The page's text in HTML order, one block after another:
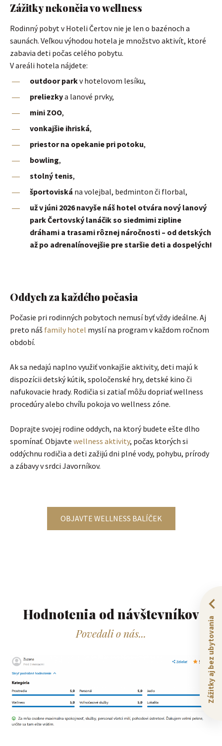
Zážitky aj bez ubytovania
Zážitky nekončia vo wellness
Rodinný pobyt v Hoteli Čertov nie je len o bazénoch a
saunách. Veľkou výhodou hotela je množstvo aktivít, ktoré
zabavia deti počas celého pobytu.
V areáli hotela nájdete:
outdoor parkv hotelovom lesíku,
preliezkya lanové prvky,
mini ZOO,
vonkajšie ihriská,
priestor na opekanie pri potoku,
bowling,
stolný tenis,
športoviská na volejbal, bedminton či florbal,
už v júni 2026 navyše náš hotel otvára nový lanový
park Čertovský lanáčik so siedmimi zipline
dráhami a trasami rôznej náročnosti – od detských
až po adrenalínovejšie pre staršie deti a dospelých!
Oddych za každého počasia
Počasie pri rodinných pobytoch nemusí byť vždy ideálne. Aj
preto náš family hotel myslí na program v každom ročnom
období.
Ak sa nedajú naplno využiť vonkajšie aktivity, deti majú k
dispozícii detský kútik, spoločenské hry, detské kino či
nafukovacie hrady. Rodičia si zatiaľ môžu dopriať wellness
procedúry alebo chvíľu pokoja vo wellness zóne.
Doprajte svojej rodine oddych, na ktorý budete ešte dlho
spomínať. Objavte wellness aktivity, počas ktorých si
oddýchnu rodičia a deti zažijú dni plné vody, pohybu, prírody
a zábavy v srdci Javorníkov.
OBJAVTE WELLNESS BALÍČEK
Hodnotenia od návštevníkov​
Povedali o nás...